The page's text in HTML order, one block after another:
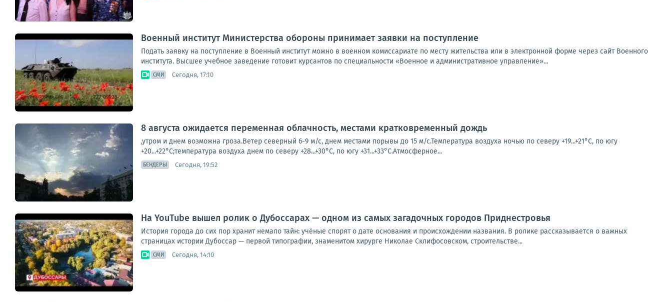
Военный институт Министерства обороны принимает заявки на поступление
Подать заявку на поступление в Военный институт можно в военном комиссариате по месту жительства или в электронной форме через сайт Военного
института. Высшее учебное заведение готовит курсантов по специальности «Военное и административное управление»...
СМИ Сегодня, 17:10
8 августа ожидается переменная облачность, местами кратковременный дождь
,утром и днем возможна гроза.Ветер северный 6-9 м/с, днем местами порывы до 15 м/с.Температура воздуха ночью по северу +19...+21°С, по югу
+20...+22°С;температура воздуха днем по северу +28...+30°С, по югу +31...+33°С.Атмосферное...
БЕНДЕРЫ Сегодня, 19:52
На YouTube вышел ролик о Дубоссарах — одном из самых загадочных городов Приднестровья
История города до сих пор хранит немало тайн: учёные спорят о дате основания и происхождении названия. В ролике рассказывается о важных
страницах истории Дубоссар — первой типографии, знаменитом хирурге Николае Склифосовском, строительстве...
СМИ Сегодня, 14:10